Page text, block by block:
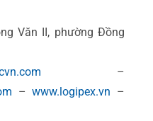
Văn II, phường Đồng
–
–www.logipex.vn –